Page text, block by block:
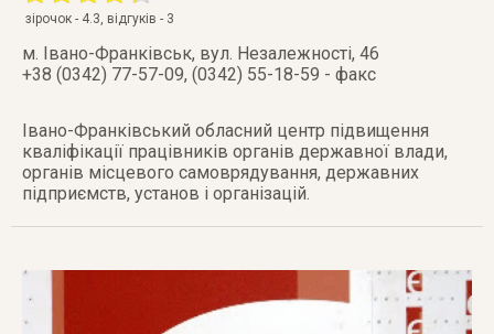
зірочок - 4.3, відгуків - 3
м. Івано-Франківськ, вул. Незалежності, 46
+38 (0342) 77-57-09, (0342) 55-18-59 - факс
Івано-Франківський обласний центр підвищення
кваліфікації працівників органів державної влади,
органів місцевого самоврядування, державних
підприємств, установ і організацій.